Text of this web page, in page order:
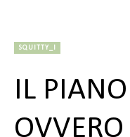
SQUITTY_I
IL